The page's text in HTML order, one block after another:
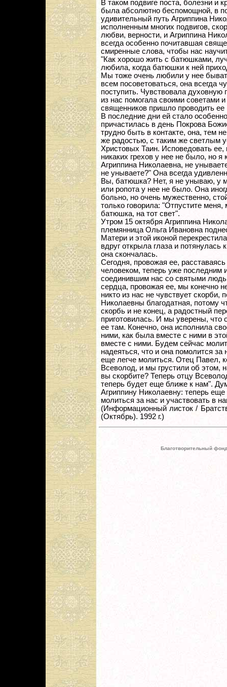
В таком подвиге поста, болезни и
была абсолютно беспомощной, в
удивительный путь Агриппина
исполненным многих подвигов,
любви, верности, и Агриппина
всегда особенно почитавшая
смиренные слова, чтобы нас
"Как хорошо жить с батюшками,
любила, когда батюшки к ней
Мы тоже очень любили у нее
всем посоветоваться, она всегда
поступить. Чувствовала
из нас помогала своими советами
священников пришло проводить
В последние дни ей стало
причастилась в день Покрова
трудно быть в контакте, она, тем
же радостью, с таким же светлым
Христовых Таин. Исповедовать
никаких грехов у нее не было, но
Агриппина Николаевна, не
не унываете?" Она всегда
Вы, батюшка? Нет, я не унываю, у
или ропота у нее не было. Она
больно, но очень мужественно,
только говорила: "Отпустите
батюшка, на тот свет".
Утром 15 октября Агриппина
племянница Ольга Ивановна
Матери и этой иконой
вдруг открыла глаза и потянулась
она скончалась.
Сегодня, провожая ее,
человеком, теперь уже последним
соединившим нас со святыми
сердца, провожая ее, мы конечно
никто из нас не чувствует скорби,
Николаевны благодатная, потому
скорбь и не конец, а радостный
приготовилась. И мы уверены, что
ее там. Конечно, она исполнила
ними, как была вместе с ними в
вместе с ними. Будем сейчас
надеяться, что и она помолится за
еще легче молиться. Отец Павел,
Всеволод, и мы грустили об этом,
вы скорбите? Теперь отцу
теперь будет еще ближе к нам".
Агриппину Николаевну: теперь
молиться за нас и участвовать в
(Информационный листок /
(Октябрь). 1992 г.)
Благотворительный